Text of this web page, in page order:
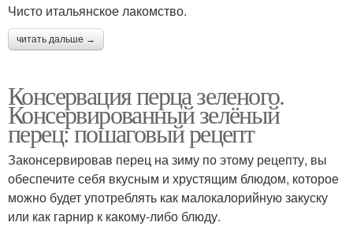
Чисто итальянское лакомство.
читать дальше →
Консервация перца зеленого.
Консервированный зелёный
перец: пошаговый рецепт
Законсервировав перец на зиму по этому рецепту, вы
обеспечите себя вкусным и хрустящим блюдом, которое
можно будет употреблять как малокалорийную закуску
или как гарнир к какому-либо блюду.